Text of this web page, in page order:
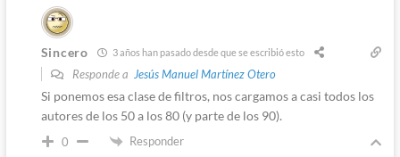
Sincero 3 años han pasado desde que se escribió esto
Responde a Jesús Manuel Martínez Otero
Si ponemos esa clase de filtros, nos cargamos a casi todos los
autores de los 50 a los 80 (y parte de los 90).
0 Responder